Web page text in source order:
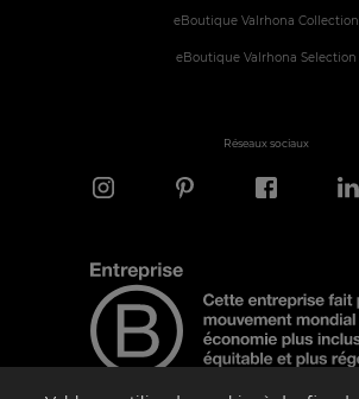
eBoutique Valrhona Collection
eBoutique Valrhona Selection
Réseaux sociaux